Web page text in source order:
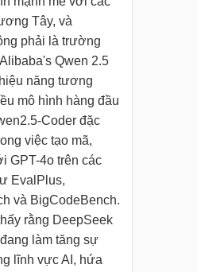
Tây, và
phải là trường
Qwen 2.5
năng tương
mô hình hàng đầu
Coder đặc
việc tạo mã,
GPT-4o trên các
EvalPlus,
và BigCodeBench.
rằng DeepSeek
làm tăng sự
lĩnh vực AI, hứa